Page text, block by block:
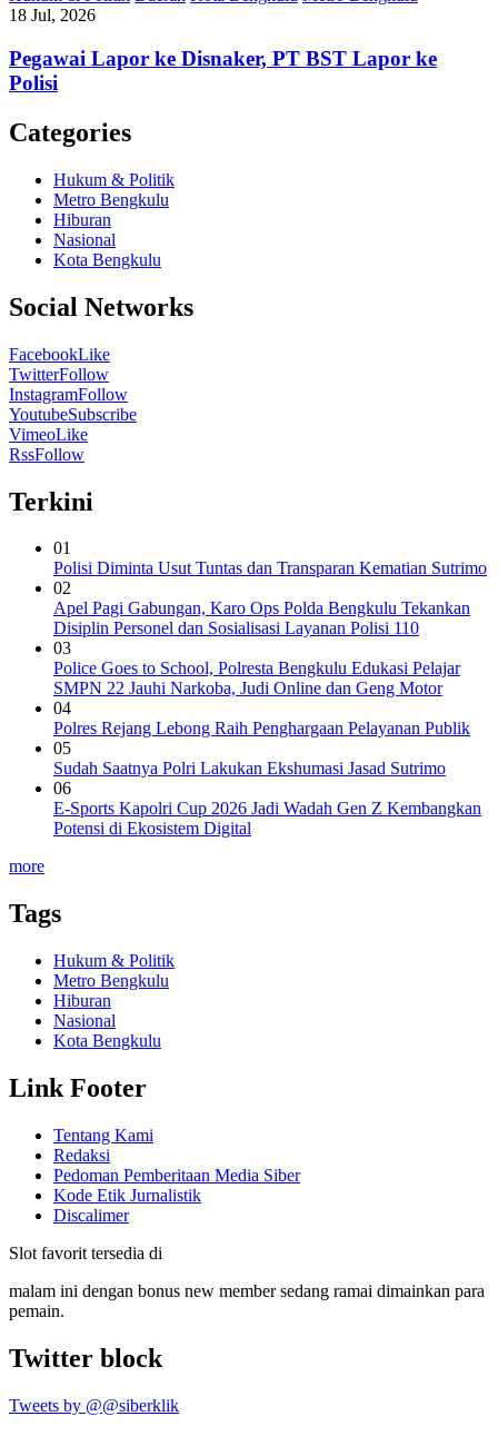
18 Jul, 2026
Pegawai Lapor ke Disnaker, PT BST Lapor ke
Polisi
Categories
Hukum & Politik
Metro Bengkulu
Hiburan
Nasional
Kota Bengkulu
Social Networks
FacebookLike
TwitterFollow
InstagramFollow
YoutubeSubscribe
VimeoLike
RssFollow
Terkini
01
Polisi Diminta Usut Tuntas dan Transparan Kematian Sutrimo
02
Apel Pagi Gabungan, Karo Ops Polda Bengkulu Tekankan
Disiplin Personel dan Sosialisasi Layanan Polisi 110
03
Police Goes to School, Polresta Bengkulu Edukasi Pelajar
SMPN 22 Jauhi Narkoba, Judi Online dan Geng Motor
04
Polres Rejang Lebong Raih Penghargaan Pelayanan Publik
05
Sudah Saatnya Polri Lakukan Ekshumasi Jasad Sutrimo
06
E-Sports Kapolri Cup 2026 Jadi Wadah Gen Z Kembangkan
Potensi di Ekosistem Digital
more
Tags
Hukum & Politik
Metro Bengkulu
Hiburan
Nasional
Kota Bengkulu
Link Footer
Tentang Kami
Redaksi
Pedoman Pemberitaan Media Siber
Kode Etik Jurnalistik
Discalimer
Slot favorit tersedia di
malam ini dengan bonus new member sedang ramai dimainkan para
pemain.
Twitter block
Tweets by @@siberklik